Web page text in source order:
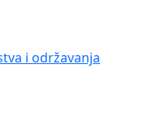
i održavanja